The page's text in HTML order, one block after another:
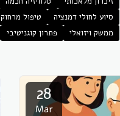
סיוע לחולי דמנציה
טיפול מרחוק
ממשק ויזואלי
פתרון קוגניטיבי
28
Mar